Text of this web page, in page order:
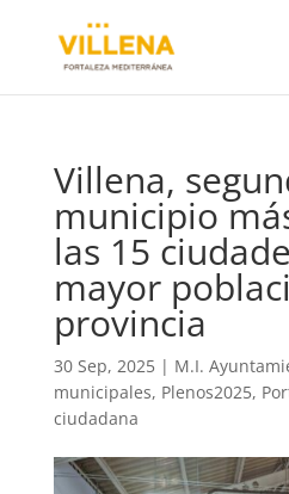
Villena,
municipio
las 15
mayor
provincia
30 Sep, 2025| M.I.
municipales, Plenos2025,
ciudadana